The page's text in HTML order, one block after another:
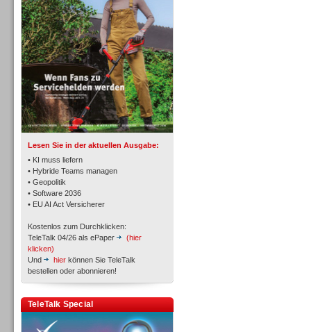
Lesen Sie in der aktuellen Ausgabe:
• KI muss liefern
• Hybride Teams managen
• Geopolitik
• Software 2036
• EU AI Act Versicherer
Kostenlos zum Durchklicken:
TeleTalk 04/26 als ePaper
(hier
klicken)
Und
hier können Sie TeleTalk
bestellen oder abonnieren!
TeleTalk Special
TK- und ACD-Systeme
Workforce-Management